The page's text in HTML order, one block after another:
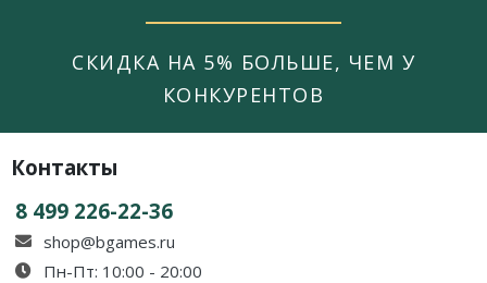
СКИДКА НА 5% БОЛЬШЕ, ЧЕМ У
КОНКУРЕНТОВ
Контакты
8 499 226-22-36
shop@bgames.ru
Пн-Пт: 10:00 - 20:00